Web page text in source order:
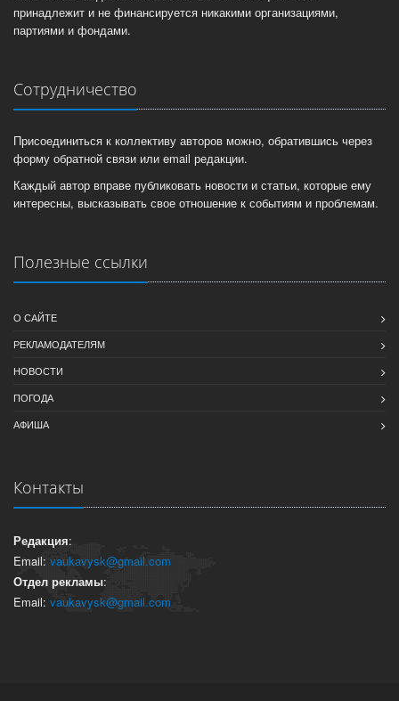
принадлежит и не финансируется никакими организациями,
партиями и фондами.
Сотрудничество
Присоединиться к коллективу авторов можно, обратившись через
форму обратной связи или email редакции.
Каждый автор вправе публиковать новости и статьи, которые ему
интересны, высказывать свое отношение к событиям и проблемам.
Полезные ссылки
О САЙТЕ
РЕКЛАМОДАТЕЛЯМ
НОВОСТИ
ПОГОДА
АФИША
Контакты
Редакция:
Email: vaukavysk@gmail.com
Отдел рекламы:
Email: vaukavysk@gmail.com